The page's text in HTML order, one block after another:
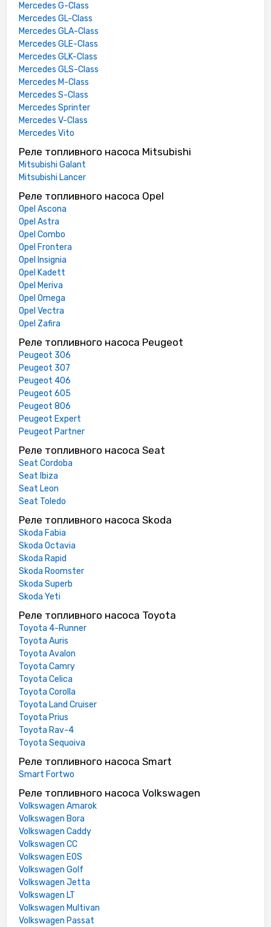
Mercedes G-Class
Mercedes GL-Class
Mercedes GLA-Class
Mercedes GLE-Class
Mercedes GLK-Class
Mercedes GLS-Class
Mercedes M-Class
Mercedes S-Class
Mercedes Sprinter
Mercedes V-Class
Mercedes Vito
Реле топливного насоса Mitsubishi
Mitsubishi Galant
Mitsubishi Lancer
Реле топливного насоса Opel
Opel Ascona
Opel Astra
Opel Combo
Opel Frontera
Opel Insignia
Opel Kadett
Opel Meriva
Opel Omega
Opel Vectra
Opel Zafira
Реле топливного насоса Peugeot
Peugeot 306
Peugeot 307
Peugeot 406
Peugeot 605
Peugeot 806
Peugeot Expert
Peugeot Partner
Реле топливного насоса Seat
Seat Cordoba
Seat Ibiza
Seat Leon
Seat Toledo
Реле топливного насоса Skoda
Skoda Fabia
Skoda Octavia
Skoda Rapid
Skoda Roomster
Skoda Superb
Skoda Yeti
Реле топливного насоса Toyota
Toyota 4-Runner
Toyota Auris
Toyota Avalon
Toyota Camry
Toyota Celica
Toyota Corolla
Toyota Land Cruiser
Toyota Prius
Toyota Rav-4
Toyota Sequoiva
Реле топливного насоса Smart
Smart Fortwo
Реле топливного насоса Volkswagen
Volkswagen Amarok
Volkswagen Bora
Volkswagen Caddy
Volkswagen CC
Volkswagen EOS
Volkswagen Golf
Volkswagen Jetta
Volkswagen LT
Volkswagen Multivan
Volkswagen Passat